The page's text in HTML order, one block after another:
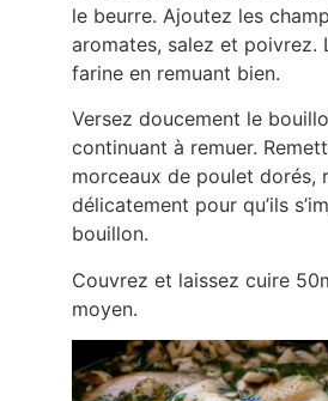
le beurre. Ajoutez les
aromates, salez et poivrez.
farine en remuant bien.
Versez doucement le
continuant à remuer.
morceaux de poulet dorés,
délicatement pour qu’ils
bouillon.
Couvrez et laissez cuire
moyen.